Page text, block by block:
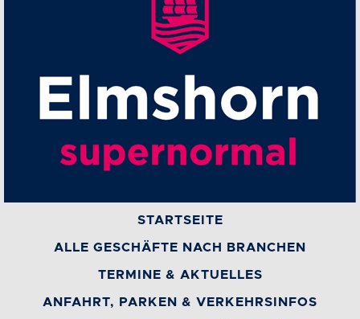
STARTSEITE
ALLE GESCHÄFTE NACH BRANCHEN
TERMINE & AKTUELLES
ANFAHRT, PARKEN & VERKEHRSINFOS